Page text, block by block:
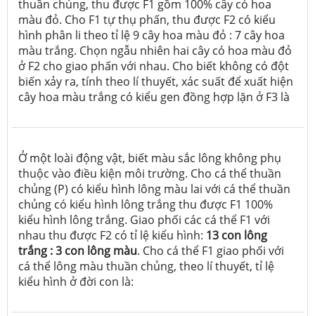
thuần chủng, thu được F1 gồm 100% cây có hoa
màu đỏ. Cho F1 tự thụ phấn, thu được F2 có kiểu
hình phân li theo tỉ lệ 9 cây hoa màu đỏ : 7 cây hoa
màu trắng. Chọn ngẫu nhiên hai cây có hoa màu đỏ
ở F2 cho giao phấn với nhau. Cho biết không có đột
biến xảy ra, tính theo lí thuyết, xác suất để xuất hiện
cây hoa màu trắng có kiểu gen đồng hợp lặn ở F3 là
Ở một loài động vật, biết màu sắc lông không phụ
thuộc vào điều kiện môi trường. Cho cá thể thuần
chủng (P) có kiểu hình lông màu lai với cá thể thuần
chủng có kiểu hình lông trắng thu được F1 100%
kiểu hình lông trắng. Giao phối các cá thể F1 với
nhau thu được F2 có tỉ lệ kiểu hình: 13 con lông
trắng : 3 con lông màu. Cho cá thể F1 giao phối với
cá thể lông màu thuần chủng, theo lí thuyết, tỉ lệ
kiểu hình ở đời con là: